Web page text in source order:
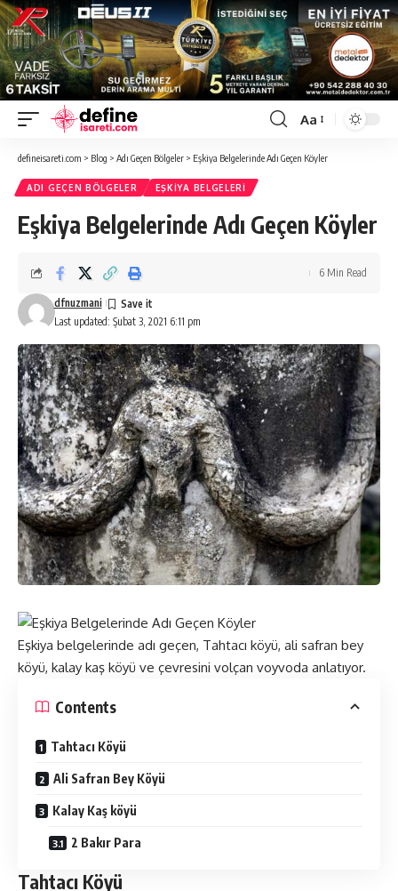
Font
Resizer
Aa
defineisareti.com > Blog > Adı Geçen Bölgeler > Eşkiya Belgelerinde Adı Geçen Köyler
ADI GEÇEN BÖLGELER EŞKIYA BELGELERI
Eşkiya Belgelerinde Adı Geçen Köyler
Last updated: Şubat 3, 2021 6:11 pm
dfnuzmani
6 Min Read
Eşkiya belgelerinde adı geçen, Tahtacı köyü, ali safran bey
köyü, kalay kaş köyü ve çevresini volçan voyvoda anlatıyor.
Contents
Tahtacı Köyü
Ali Safran Bey Köyü
Kalay Kaş köyü
2 Bakır Para
Tahtacı Köyü